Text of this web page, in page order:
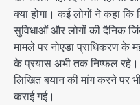
क्या होगा। कई लोगों ने कहा
सुविधाओं और लोगों की दैनिक
मामले पर नोएडा प्राधिकरण के
के प्रयास अभी तक निष्फल रहे।
लिखित बयान की मांग करने पर
कराई गई।